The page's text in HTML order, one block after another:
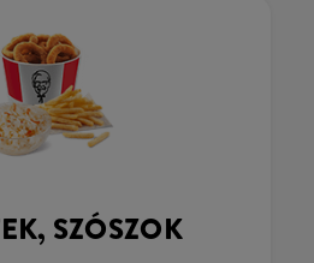
SZÓSZOK